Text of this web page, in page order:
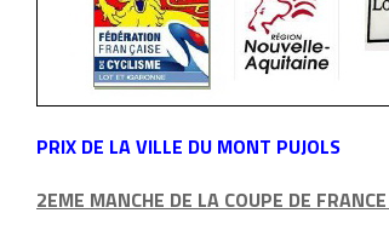
PRIX DE LA VILLE DU MONT PUJOLS
2EME MANCHE DE LA COUPE DE